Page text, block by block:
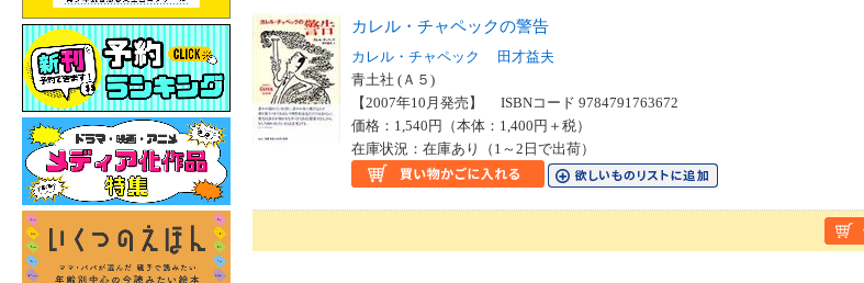
カレル・チャペックの警告
カレル・チャペック
田才益夫
青土社 (Ａ５)
【2007年10月発売】 ISBNコード 9784791763672
価格：1,540円（本体：1,400円＋税）
在庫状況：在庫あり（1～2日で出荷）